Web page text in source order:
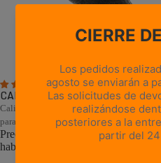
5 reseñas
CALCETINES PEAK - Negro
Calidez de la cachemira y la lana merina
para el frío extremo
Precio de oferta €22,00 Precio
habitual